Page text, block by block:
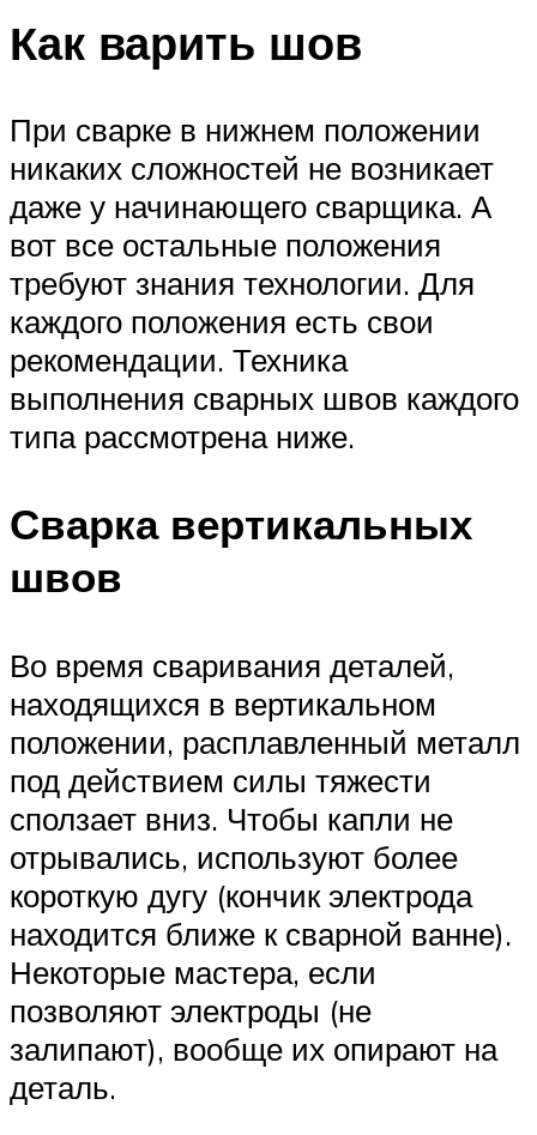
Как варить шов
При сварке в нижнем положении
никаких сложностей не возникает
даже у начинающего сварщика. А
вот все остальные положения
требуют знания технологии. Для
каждого положения есть свои
рекомендации. Техника
выполнения сварных швов каждого
типа рассмотрена ниже.
Сварка вертикальных
швов
Во время сваривания деталей,
находящихся в вертикальном
положении, расплавленный металл
под действием силы тяжести
сползает вниз. Чтобы капли не
отрывались, используют более
короткую дугу (кончик электрода
находится ближе к сварной ванне).
Некоторые мастера, если
позволяют электроды (не
залипают), вообще их опирают на
деталь.